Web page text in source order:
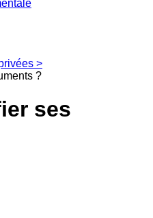
>
?
ses